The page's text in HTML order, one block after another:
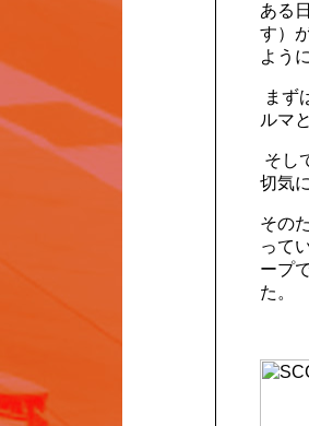
ある
す）
よう
まず
ルマ
そし
切気
その
って
ープ
た。